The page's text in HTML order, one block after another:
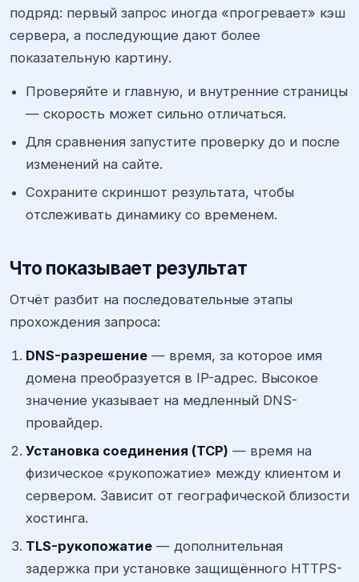
подряд: первый запрос иногда «прогревает» кэш
сервера, а последующие дают более
показательную картину.
Проверяйте и главную, и внутренние страницы
— скорость может сильно отличаться.
Для сравнения запустите проверку до и после
изменений на сайте.
Сохраните скриншот результата, чтобы
отслеживать динамику со временем.
Что показывает результат
Отчёт разбит на последовательные этапы
прохождения запроса:
DNS-разрешение — время, за которое имя
домена преобразуется в IP-адрес. Высокое
значение указывает на медленный DNS-
провайдер.
Установка соединения (TCP) — время на
физическое «рукопожатие» между клиентом и
сервером. Зависит от географической близости
хостинга.
TLS-рукопожатие — дополнительная
задержка при установке защищённого HTTPS-